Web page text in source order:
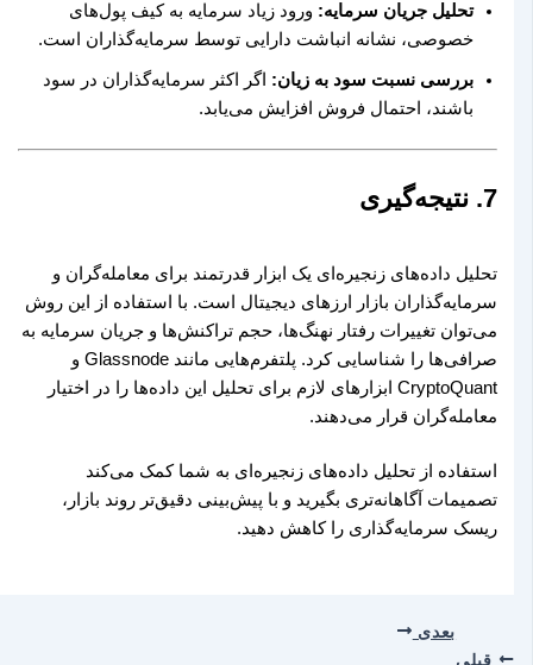
تحلیل جریان سرمایه:ورود زیاد سرمایه به کیف پول‌های
خصوصی، نشانه انباشت دارایی توسط سرمایه‌گذاران است.
بررسی نسبت سود به زیان:اگر اکثر سرمایه‌گذاران در سود
باشند، احتمال فروش افزایش می‌یابد.
7. نتیجه‌گیری
تحلیل داده‌های زنجیره‌ای یک ابزار قدرتمند برای معامله‌گران و
سرمایه‌گذاران بازار ارزهای دیجیتال است. با استفاده از این روش
می‌توان تغییرات رفتار نهنگ‌ها، حجم تراکنش‌ها و جریان سرمایه به
صرافی‌ها را شناسایی کرد. پلتفرم‌هایی مانند Glassnode و
CryptoQuant ابزارهای لازم برای تحلیل این داده‌ها را در اختیار
معامله‌گران قرار می‌دهند.
استفاده از تحلیل داده‌های زنجیره‌ای به شما کمک می‌کند
تصمیمات آگاهانه‌تری بگیرید و با پیش‌بینی دقیق‌تر روند بازار،
ریسک سرمایه‌گذاری را کاهش دهید.
قبلی
بعدی